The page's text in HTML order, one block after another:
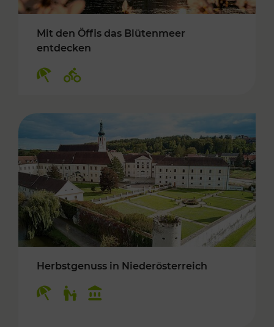
Mit den Öffis das Blütenmeer
entdecken
Herbstgenuss in Niederösterreich